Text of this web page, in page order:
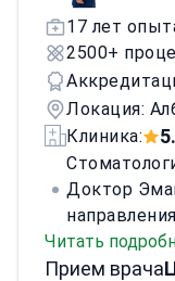
17 лет
2500+
Локация:
Клиника:
Доктор
руководит
Читать
Прием врача